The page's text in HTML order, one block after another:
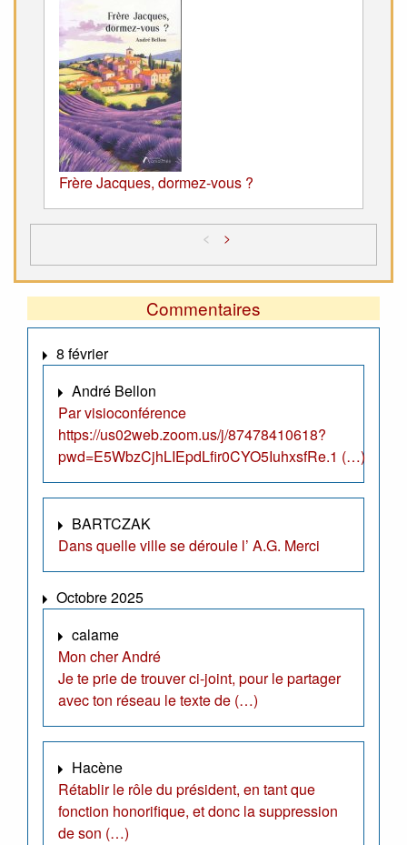
Frère Jacques, dormez-vous ?
< >
Commentaires
8 février
André Bellon
Par visioconférence
https://us02web.zoom.us/j/87478410618?
pwd=E5WbzCjhLIEpdLfir0CYO5IuhxsfRe.1 (…)
BARTCZAK
Dans quelle ville se déroule l’ A.G. Merci
Octobre 2025
calame
Mon cher André
Je te prie de trouver ci-joint, pour le partager
avec ton réseau le texte de (…)
Hacène
Rétablir le rôle du président, en tant que
fonction honorifique, et donc la suppression
de son (…)